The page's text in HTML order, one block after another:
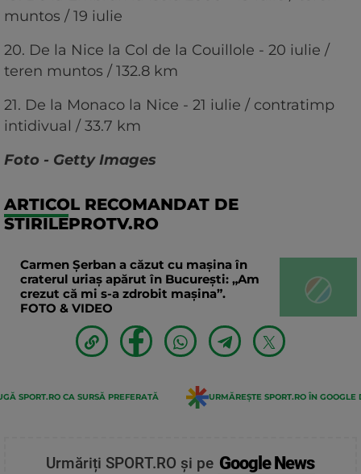
muntos / 19 iulie
20. De la Nice la Col de la Couillole - 20 iulie /
teren muntos / 132.8 km
21. De la Monaco la Nice - 21 iulie / contratimp
intidivual / 33.7 km
Foto - Getty Images
ARTICOL RECOMANDAT DE
STIRILEPROTV.RO
Carmen Șerban a căzut cu mașina în
craterul uriaș apărut în București: „Am
crezut că mi s-a zdrobit mașina”.
FOTO & VIDEO
SPORT.RO CA SURSĂ PREFERATĂ URMĂREȘTE SPORT.RO ÎN GOOGLE
Urmăriți SPORT.RO și pe Google News